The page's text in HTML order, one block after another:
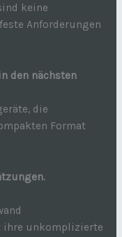
keine
Anforderungen
den nächsten
die
Format
ihre unkomplizierte